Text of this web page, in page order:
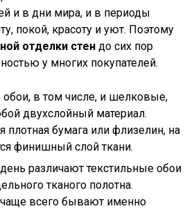
и в дни мира, и в периоды
покой, красоту и уют. Поэтому
отделки стен до сих пор
у многих покупателей.
обои, в том числе, и шелковые,
двухслойный материал.
плотная бумага или флизелин, на
финишный слой ткани.
различают текстильные обои
тканого полотна.
всего бывают именно